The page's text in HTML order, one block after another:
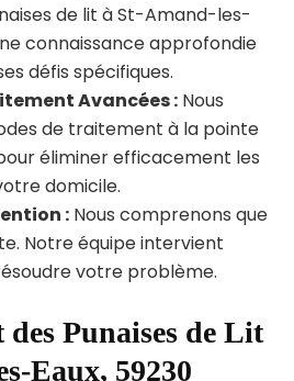
de lit à St-Amand-les-
connaissance approfondie
défis spécifiques.
Avancées : Nous
de traitement à la pointe
éliminer efficacement les
domicile.
: Nous comprenons que
Notre équipe intervient
votre problème.
Punaises de Lit
Eaux, 59230